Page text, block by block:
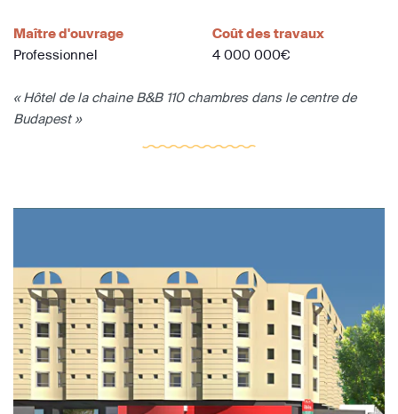
Maître d'ouvrage
Professionnel
Coût des travaux
4 000 000€
« Hôtel de la chaine B&B 110 chambres dans le centre de
Budapest »